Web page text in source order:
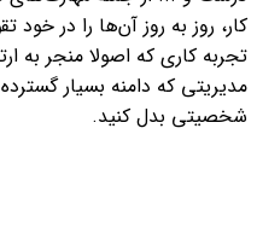
کار، روز به روز آن‌ها را در خود
تجربه کاری که اصولا منجر به
مدیریتی که دامنه بسیار
شخصیتی بدل کنید.